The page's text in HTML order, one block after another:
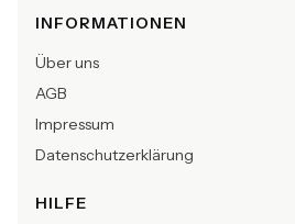
INFORMATIONEN
Über uns
AGB
Impressum
Datenschutzerklärung
HILFE